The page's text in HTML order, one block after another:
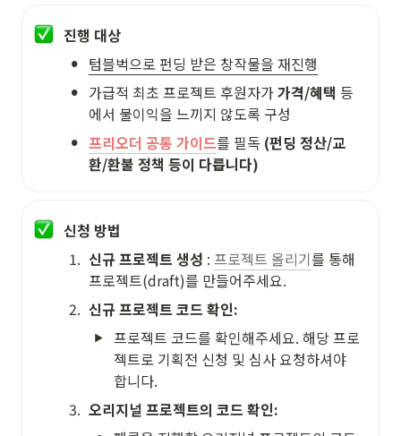
진행 대상
• 텀블벅으로 펀딩 받은 창작물을 재진행
• 가급적 최초 프로젝트 후원자가 가격/혜택 등
에서 불이익을 느끼지 않도록 구성
• 프리오더 공통 가이드를 필독 (펀딩 정산/교
환/환불 정책 등이 다릅니다)
신청 방법
1. 신규 프로젝트 생성 : 프로젝트 올리기를 통해
프로젝트(draft)를 만들어주세요.
2. 신규 프로젝트 코드 확인:
프로젝트 코드를 확인해주세요. 해당 프로
젝트로 기획전 신청 및 심사 요청하셔야
합니다.
3. 오리지널 프로젝트의 코드 확인: